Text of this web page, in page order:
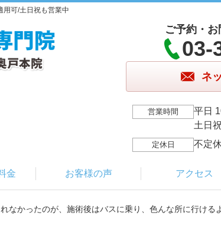
用可/土日祝も営業中
ご予約・
03-
ネ
営業時間
平日
土日
定休日 不定
金 お客様の声 アクセス
なかったのが、施術後はバスに乗り、色んな所に行ける